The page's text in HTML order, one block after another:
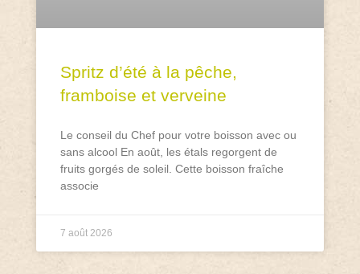
Spritz d’été à la pêche,
framboise et verveine
Le conseil du Chef pour votre boisson avec ou
sans alcool En août, les étals regorgent de
fruits gorgés de soleil. Cette boisson fraîche
associe
7 août 2026